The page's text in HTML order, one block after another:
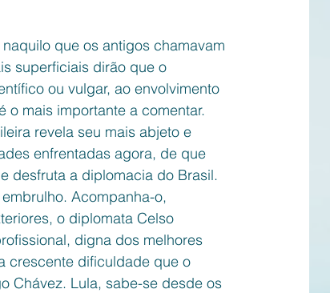
que os antigos chamavam
superficiais dirão que o
ou vulgar, ao envolvimento
o mais importante a comentar.
revela seu mais abjeto e
enfrentadas agora, de que
desfruta a diplomacia do Brasil.
Acompanha-o,
o diplomata Celso
digna dos melhores
crescente dificuldade que o
Chávez. Lula, sabe-se desde os